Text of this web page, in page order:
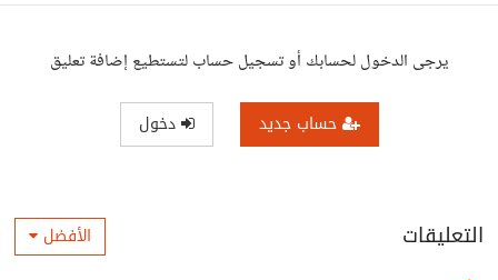
يرجى الدخول لحسابك أو تسجيل حساب لتستطيع إضافة تعليق
حساب جديد دخول
التعليقات الأفضل